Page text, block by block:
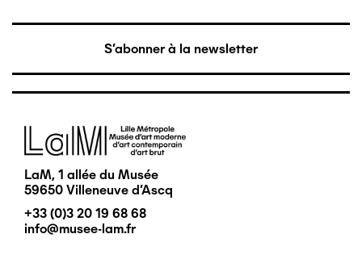
S'abonner à la newsletter
Image
LaM, 1 allée du Musée
59650 Villeneuve d'Ascq
+33 (0)3 20 19 68 68
info@musee-lam.fr